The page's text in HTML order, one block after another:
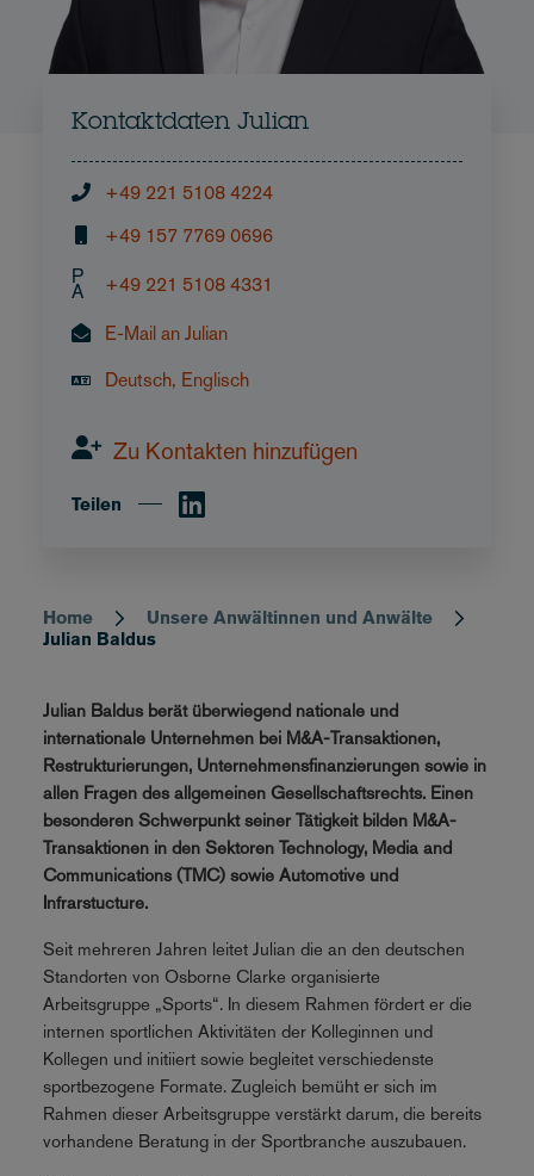
Breadcrumb
Home
Unsere Anwältinnen und Anwälte
Julian Baldus
Julian Baldus berät überwiegend nationale und
internationale Unternehmen bei M&A-Transaktionen,
Restrukturierungen, Unternehmensfinanzierungen sowie in
allen Fragen des allgemeinen Gesellschaftsrechts. Einen
besonderen Schwerpunkt seiner Tätigkeit bilden M&A-
Transaktionen in den Sektoren Technology, Media and
Communications (TMC) sowie Automotive und
Infrarstucture.
Seit mehreren Jahren leitet Julian die an den deutschen
Standorten von Osborne Clarke organisierte
Arbeitsgruppe „Sports“. In diesem Rahmen fördert er die
internen sportlichen Aktivitäten der Kolleginnen und
Kollegen und initiiert sowie begleitet verschiedenste
sportbezogene Formate. Zugleich bemüht er sich im
Rahmen dieser Arbeitsgruppe verstärkt darum, die bereits
vorhandene Beratung in der Sportbranche auszubauen.
Kontaktdaten Julian
+49 221 5108 4224
+49 157 7769 0696
P
A +49 221 5108 4331
E-Mail an Julian
Deutsch, Englisch
Zu Kontakten hinzufügen
Teilen